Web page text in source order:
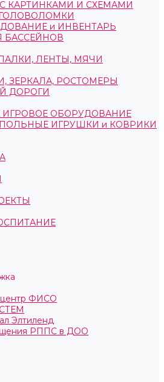
КАРТИНКАМИ И СХЕМАМИ
и ИНВЕНТАРЬ
БАССЕЙНОВ
ЛЕНТЫ, МЯЧИ
ЗЕРКАЛА, РОСТОМЕРЫ
ДОРОГИ
ИГРОВОЕ ОБОРУДОВАНИЕ
ИГРУШКИ и КОВРИКИ
центр ФИСО
Элтиленд
РППС в ДОО